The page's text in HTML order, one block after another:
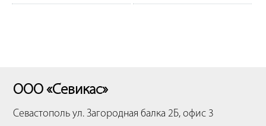
ООО «Севикас»
Севастополь ул. Загородная балка 2Б, офис 3